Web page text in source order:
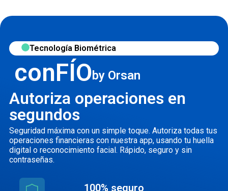
Tecnología Biométrica
conFÍO by Orsan
Autoriza operaciones en
segundos
Seguridad máxima con un simple toque. Autoriza todas tus
operaciones financieras con nuestra app, usando tu huella
digital o reconocimiento facial. Rápido, seguro y sin